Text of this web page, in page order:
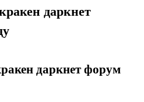
даркнет
даркнет форум